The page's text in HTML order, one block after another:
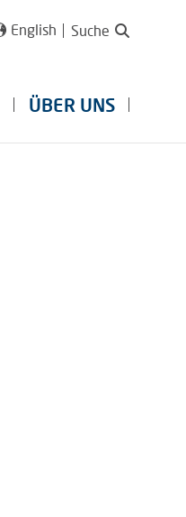
English Suche
ÜBER UNS